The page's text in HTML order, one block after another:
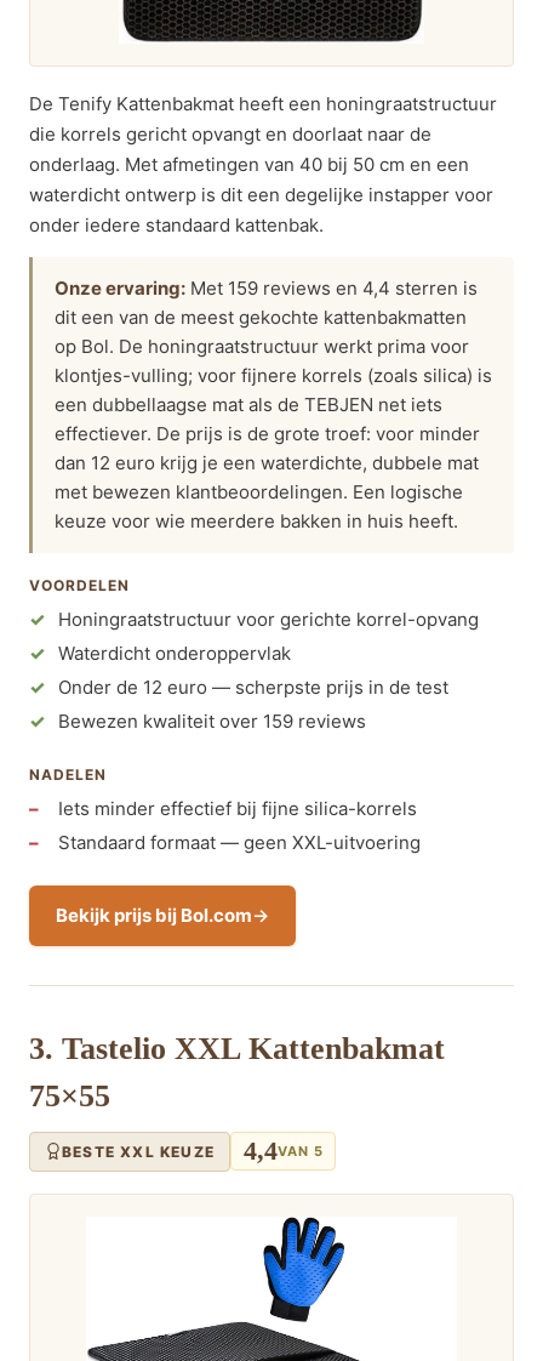
De Tenify Kattenbakmat heeft een honingraatstructuur
die korrels gericht opvangt en doorlaat naar de
onderlaag. Met afmetingen van 40 bij 50 cm en een
waterdicht ontwerp is dit een degelijke instapper voor
onder iedere standaard kattenbak.
Onze ervaring: Met 159 reviews en 4,4 sterren is
dit een van de meest gekochte kattenbakmatten
op Bol. De honingraatstructuur werkt prima voor
klontjes-vulling; voor fijnere korrels (zoals silica) is
een dubbellaagse mat als de TEBJEN net iets
effectiever. De prijs is de grote troef: voor minder
dan 12 euro krijg je een waterdichte, dubbele mat
met bewezen klantbeoordelingen. Een logische
keuze voor wie meerdere bakken in huis heeft.
VOORDELEN
Honingraatstructuur voor gerichte korrel-opvang
Waterdicht onderoppervlak
Onder de 12 euro — scherpste prijs in de test
Bewezen kwaliteit over 159 reviews
NADELEN
Iets minder effectief bij fijne silica-korrels
Standaard formaat — geen XXL-uitvoering
Bekijk prijs bij Bol.com
3. Tastelio XXL Kattenbakmat
75×55
BESTE XXL KEUZE 4,4VAN 5